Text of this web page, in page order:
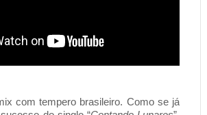
com tempero brasileiro. Como se já